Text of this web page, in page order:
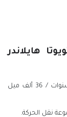
هايلاندر
تغطي تويوتا سيارة هايلاندر 2022 مع ثلاث سنوات / 36 ألف ميل